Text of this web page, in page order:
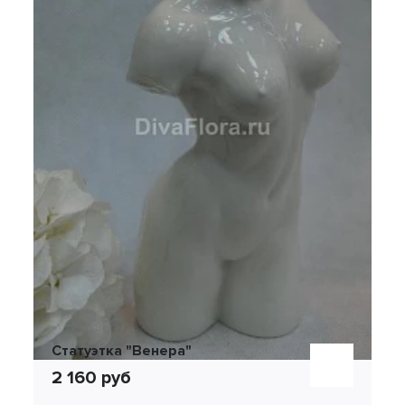
Статуэтка "Венера"
2 160 руб